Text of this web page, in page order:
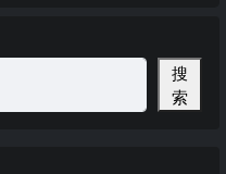
搜
索